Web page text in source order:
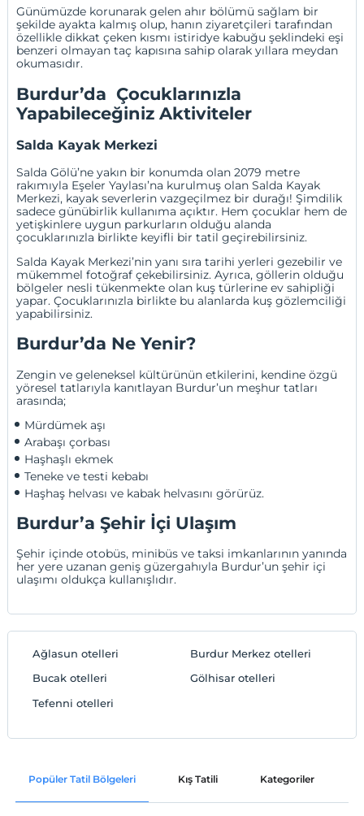
Günümüzde korunarak gelen ahır bölümü sağlam bir
şekilde ayakta kalmış olup, hanın ziyaretçileri tarafından
özellikle dikkat çeken kısmı istiridye kabuğu şeklindeki eşi
benzeri olmayan taç kapısına sahip olarak yıllara meydan
okumasıdır.
Burdur’da Çocuklarınızla
Yapabileceğiniz Aktiviteler
Salda Kayak Merkezi
Salda Gölü’ne yakın bir konumda olan 2079 metre
rakımıyla Eşeler Yaylası’na kurulmuş olan Salda Kayak
Merkezi, kayak severlerin vazgeçilmez bir durağı! Şimdilik
sadece günübirlik kullanıma açıktır. Hem çocuklar hem de
yetişkinlere uygun parkurların olduğu alanda
çocuklarınızla birlikte keyifli bir tatil geçirebilirsiniz.
Salda Kayak Merkezi’nin yanı sıra tarihi yerleri gezebilir ve
mükemmel fotoğraf çekebilirsiniz. Ayrıca, göllerin olduğu
bölgeler nesli tükenmekte olan kuş türlerine ev sahipliği
yapar. Çocuklarınızla birlikte bu alanlarda kuş gözlemciliği
yapabilirsiniz.
Burdur’da Ne Yenir?
Zengin ve geleneksel kültürünün etkilerini, kendine özgü
yöresel tatlarıyla kanıtlayan Burdur’un meşhur tatları
arasında;
Mürdümek aşı
Arabaşı çorbası
Haşhaşlı ekmek
Teneke ve testi kebabı
Haşhaş helvası ve kabak helvasını görürüz.
Burdur’a Şehir İçi Ulaşım
Şehir içinde otobüs, minibüs ve taksi imkanlarının yanında
her yere uzanan geniş güzergahıyla Burdur’un şehir içi
ulaşımı oldukça kullanışlıdır.
Ağlasun otelleri
Bucak otelleri
Burdur Merkez otelleri
Gölhisar otelleri
Tefenni otelleri
Popüler Tatil Bölgeleri Kış Tatili Kategoriler